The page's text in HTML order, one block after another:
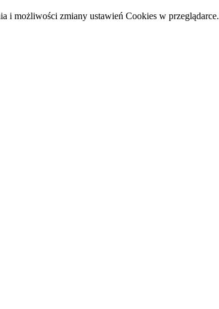
i możliwości zmiany ustawień Cookies w przeglądarce.